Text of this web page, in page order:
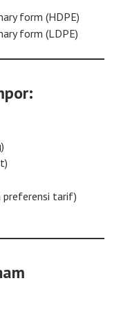
form (HDPE)
form (LDPE)
preferensi tarif)